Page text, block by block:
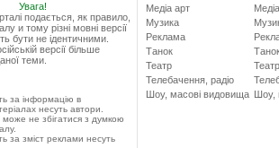
Увага!
подається, як правило,
и тому різні мовні версії
бути не ідентичними.
версії більше
теми.
за інформацію в
несуть автори.
може не збігатися з думкою
за зміст реклами несуть
Медіа арт
Музика
Реклама
Танок
Театр
Телебачення, радіо
Шоу, масові видовища
Театр
Шоу,